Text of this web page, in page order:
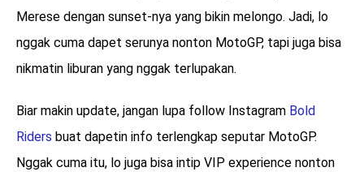
Merese dengan sunset-nya yang bikin melongo. Jadi, lo
nggak cuma dapet serunya nonton MotoGP, tapi juga bisa
nikmatin liburan yang nggak terlupakan.
Biar makin update, jangan lupa follow Instagram Bold
Riders buat dapetin info terlengkap seputar MotoGP.
Nggak cuma itu, lo juga bisa intip VIP experience nonton